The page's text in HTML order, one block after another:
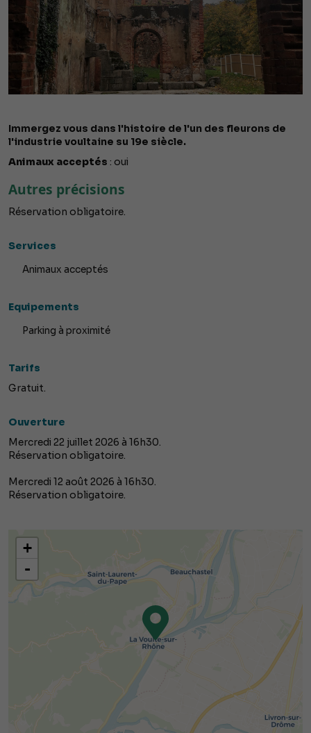
Immergez vous dans l'histoire de l'un des fleurons de
l'industrie voultaine su 19e siècle.
Animaux acceptés : oui
Autres précisions
Réservation obligatoire.
Services
Animaux acceptés
Equipements
Parking à proximité
Tarifs
Gratuit.
Ouverture
Mercredi 22 juillet 2026 à 16h30.
Réservation obligatoire.
Mercredi 12 août 2026 à 16h30.
Réservation obligatoire.
+
-